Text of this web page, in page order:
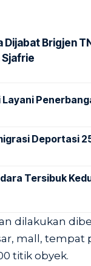
Dijabat Brigjen
Sjafrie
Deportasi
Tersibuk
dilakukan
mall, tempat
titik obyek.